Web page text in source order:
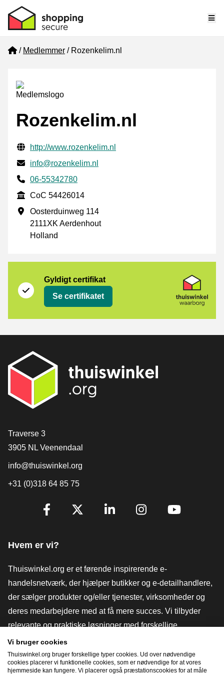
Home
Medlemmer Rozenkelim.nl
Rozenkelim.nl
Verificerede kontaktoplysninger
Website URL
http://www.rozenkelim.nl
E-mail
info@rozenkelim.nl
Phone number
06-55342780
CoC
CoC 54426014
Forretningsadresse
Oosterduinweg 114
2111XK Aerdenhout
Holland
Gyldigt certifikat
Se certifikatet
[_General:Contact]
Traverse 3
3905 NL Veenendaal
info@thuiswinkel.org
+31 (0)318 64 85 75
[_General:SocialMediaTitle]
Hvem er vi?
Thuiswinkel.org er et førende inspirerende e-
handelsnetværk, der hjælper butikker og e-detailhandlere,
der sælger produkter og/eller tjenester, virksomheder og
deres medarbejdere med at få mere succes. Vi tilbyder
relevante og praktiske løsninger med forskellige
tillidsmærker, Thuiswinkel-anmeldelser, juridiske værktøjer
og rådgivning, fortalervirksomhed, markedsundersøgelser
og har vores egen uddannelsesplatform, Thuiswinkel e-
Vi bruger cookies
Thuiswinkel.org bruger forskellige typer cookies. Ud over nødvendige
cookies placerer vi funktionelle cookies, som er nødvendige for at vores
hjemmeside kan fungere. Vi placerer også præstationscookies for at måle